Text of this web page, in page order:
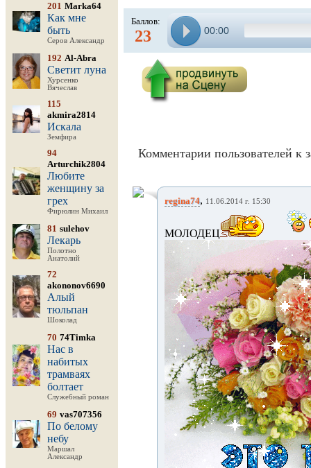
201 Marka64
Как мне
быть
Серов Александр
192 Al-Abra
Светит луна
Хурсенко
Вячеслав
115
akmira2814
Искала
Земфира
94
Arturchik2804
Любите
женщину за
грех
Фирюлин Михаил
81 sulehov
Лекарь
Полотно
Анатолий
72
akononov6690
Алый
тюльпан
Шоколад
70 74Timka
Нас в
набитых
трамваях
болтает
Служебный роман
69 vas707356
По белому
небу
Маршал
Александр
Баллов:
23 00:00
Комментарии пользователей к
regina74, 11.06.2014 г. 15:30
МОЛОДЕЦ